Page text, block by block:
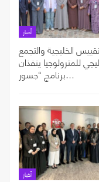
أخبار
الخليجية والتجمع
للمترولوجيا ينفذان
برنامج “جسور…
أخبار